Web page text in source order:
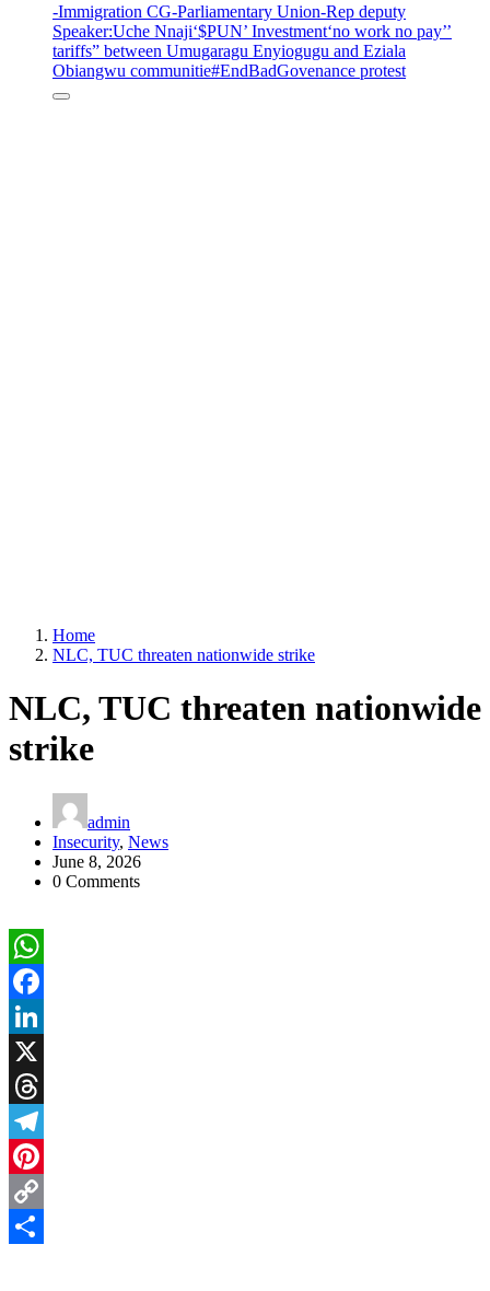
-Immigration CG-Parliamentary Union-Rep deputy
Speaker:Uche Nnaji‘$PUN’ Investment‘no work no pay’’
tariffs” between Umugaragu Enyiogugu and Eziala
Obiangwu communitie#EndBadGovenance protest
Home
NLC, TUC threaten nationwide strike
NLC, TUC threaten nationwide
strike
admin
Insecurity, News
June 8, 2026
0 Comments
WhatsApp
Facebook
LinkedIn
X
Threads
Telegram
Pinterest
Copy